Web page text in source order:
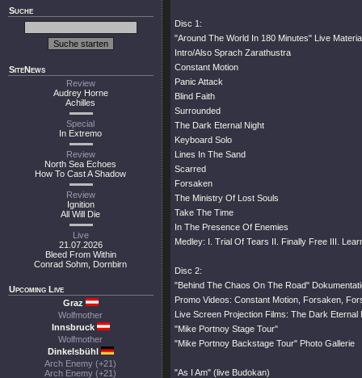
Suche
SiteNews
Review
Audrey Horne
Achilles
Special
In Extremo
Review
North Sea Echoes
How To Cast A Shadow
Review
Ignition
All Will Die
Live
21.07.2026
Bleed From Within
Conrad Sohm, Dornbirn
Upcoming Live
Graz
Wolfmother
Innsbruck
Wolfmother
Dinkelsbühl
Arch Enemy (+21)
Arch Enemy (+21)
Disc 1:
"Around The World In 180 Minutes" Live
Intro/Also Sprach Zarathustra
Constant Motion
Panic Attack
Blind Faith
Surrounded
The Dark Eternal Night
Keyboard Solo
Lines In The Sand
Scarred
Forsaken
The Ministry Of Lost Souls
Take The Time
In The Presence Of Enemies
Medley: I. Trial Of Tears II. Finally Free III.
Disc 2:
"Behind The Chaos On The Road"
Promo Videos: Constant Motion, Forsaken,
Live Screen Projection Films: The Dark
"Mike Portnoy Stage Tour"
"Mike Portnoy Backstage Tour" Photo Gallerie
"As I Am" (live Budokan)